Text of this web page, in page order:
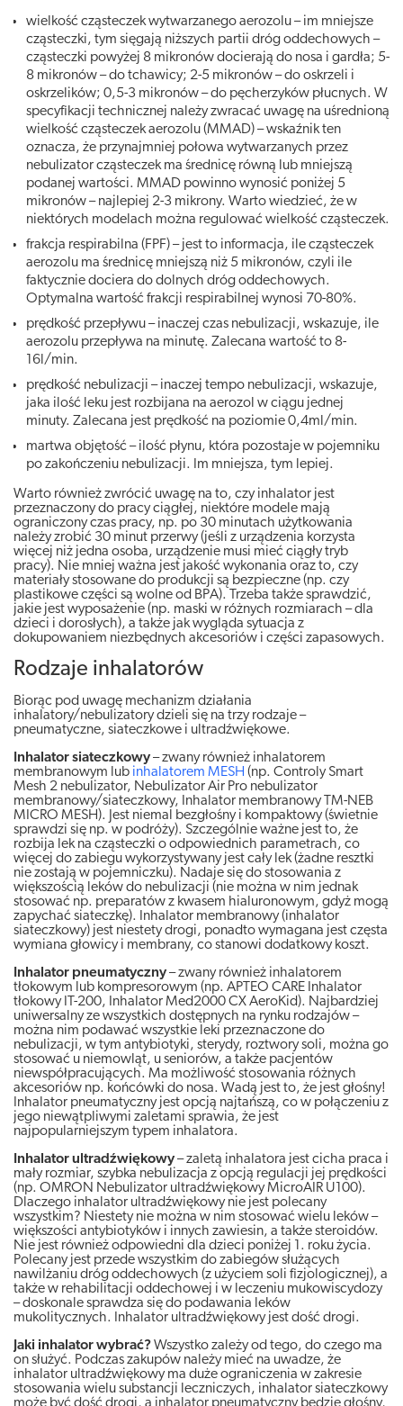
wielkość cząsteczek wytwarzanego aerozolu – im mniejsze
cząsteczki, tym sięgają niższych partii dróg oddechowych –
cząsteczki powyżej 8 mikronów docierają do nosa i gardła; 5-
8 mikronów – do tchawicy; 2-5 mikronów – do oskrzeli i
oskrzelików; 0,5-3 mikronów – do pęcherzyków płucnych. W
specyfikacji technicznej należy zwracać uwagę na uśrednioną
wielkość cząsteczek aerozolu (MMAD) – wskaźnik ten
oznacza, że przynajmniej połowa wytwarzanych przez
nebulizator cząsteczek ma średnicę równą lub mniejszą
podanej wartości. MMAD powinno wynosić poniżej 5
mikronów – najlepiej 2-3 mikrony. Warto wiedzieć, że w
niektórych modelach można regulować wielkość cząsteczek.
frakcja respirabilna (FPF) – jest to informacja, ile cząsteczek
aerozolu ma średnicę mniejszą niż 5 mikronów, czyli ile
faktycznie dociera do dolnych dróg oddechowych.
Optymalna wartość frakcji respirabilnej wynosi 70-80%.
prędkość przepływu – inaczej czas nebulizacji, wskazuje, ile
aerozolu przepływa na minutę. Zalecana wartość to 8-
16l/min.
prędkość nebulizacji – inaczej tempo nebulizacji, wskazuje,
jaka ilość leku jest rozbijana na aerozol w ciągu jednej
minuty. Zalecana jest prędkość na poziomie 0,4ml/min.
martwa objętość – ilość płynu, która pozostaje w pojemniku
po zakończeniu nebulizacji. Im mniejsza, tym lepiej.
Warto również zwrócić uwagę na to, czy inhalator jest
przeznaczony do pracy ciągłej, niektóre modele mają
ograniczony czas pracy, np. po 30 minutach użytkowania
należy zrobić 30 minut przerwy (jeśli z urządzenia korzysta
więcej niż jedna osoba, urządzenie musi mieć ciągły tryb
pracy). Nie mniej ważna jest jakość wykonania oraz to, czy
materiały stosowane do produkcji są bezpieczne (np. czy
plastikowe części są wolne od BPA). Trzeba także sprawdzić,
jakie jest wyposażenie (np. maski w różnych rozmiarach – dla
dzieci i dorosłych), a także jak wygląda sytuacja z
dokupowaniem niezbędnych akcesoriów i części zapasowych.
Rodzaje inhalatorów
Biorąc pod uwagę mechanizm działania
inhalatory/nebulizatory dzieli się na trzy rodzaje –
pneumatyczne, siateczkowe i ultradźwiękowe.
Inhalator siateczkowy– zwany również inhalatorem
membranowym lub inhalatorem MESH (np. Controly Smart
Mesh 2 nebulizator, Nebulizator Air Pro nebulizator
membranowy/siateczkowy, Inhalator membranowy TM-NEB
MICRO MESH). Jest niemal bezgłośny i kompaktowy (świetnie
sprawdzi się np. w podróży). Szczególnie ważne jest to, że
rozbija lek na cząsteczki o odpowiednich parametrach, co
więcej do zabiegu wykorzystywany jest cały lek (żadne resztki
nie zostają w pojemniczku). Nadaje się do stosowania z
większością leków do nebulizacji (nie można w nim jednak
stosować np. preparatów z kwasem hialuronowym, gdyż mogą
zapychać siateczkę). Inhalator membranowy (inhalator
siateczkowy) jest niestety drogi, ponadto wymagana jest częsta
wymiana głowicy i membrany, co stanowi dodatkowy koszt.
Inhalator pneumatyczny– zwany również inhalatorem
tłokowym lub kompresorowym (np. APTEO CARE Inhalator
tłokowy IT-200, Inhalator Med2000 CX AeroKid). Najbardziej
uniwersalny ze wszystkich dostępnych na rynku rodzajów –
można nim podawać wszystkie leki przeznaczone do
nebulizacji, w tym antybiotyki, sterydy, roztwory soli, można go
stosować u niemowląt, u seniorów, a także pacjentów
niewspółpracujących. Ma możliwość stosowania różnych
akcesoriów np. końcówki do nosa. Wadą jest to, że jest głośny!
Inhalator pneumatyczny jest opcją najtańszą, co w połączeniu z
jego niewątpliwymi zaletami sprawia, że jest
najpopularniejszym typem inhalatora.
Inhalator ultradźwiękowy– zaletą inhalatora jest cicha praca i
mały rozmiar, szybka nebulizacja z opcją regulacji jej prędkości
(np. OMRON Nebulizator ultradźwiękowy MicroAIR U100).
Dlaczego inhalator ultradźwiękowy nie jest polecany
wszystkim? Niestety nie można w nim stosować wielu leków –
większości antybiotyków i innych zawiesin, a także steroidów.
Nie jest również odpowiedni dla dzieci poniżej 1. roku życia.
Polecany jest przede wszystkim do zabiegów służących
nawilżaniu dróg oddechowych (z użyciem soli fizjologicznej), a
także w rehabilitacji oddechowej i w leczeniu mukowiscydozy
– doskonale sprawdza się do podawania leków
mukolitycznych. Inhalator ultradźwiękowy jest dość drogi.
Jaki inhalator wybrać?Wszystko zależy od tego, do czego ma
on służyć. Podczas zakupów należy mieć na uwadze, że
inhalator ultradźwiękowy ma duże ograniczenia w zakresie
stosowania wielu substancji leczniczych, inhalator siateczkowy
może być dość drogi, a inhalator pneumatyczny będzie głośny,